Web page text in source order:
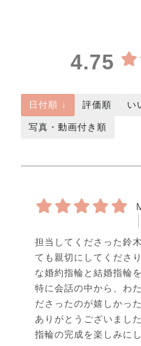
4.75
日付順 ↓ 評価順 い
写真・動画付き順
担当してくださった鈴
ても親切にしてくださ
な婚約指輪と結婚指輪
特に会話の中から、わ
ださったのが嬉しかった
ありがとうございました
指輪の完成を楽しみに